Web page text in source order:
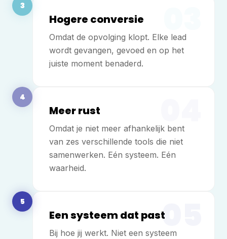
3
Hogere conversie
Omdat de opvolging klopt. Elke lead
wordt gevangen, gevoed en op het
juiste moment benaderd.
4
Meer rust
Omdat je niet meer afhankelijk bent
van zes verschillende tools die niet
samenwerken. Eén systeem. Eén
waarheid.
5 05
Een systeem dat past
Bij hoe jij werkt. Niet een systeem